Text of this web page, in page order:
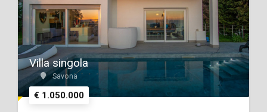
€ 1.050.000
Villa singola
Savona